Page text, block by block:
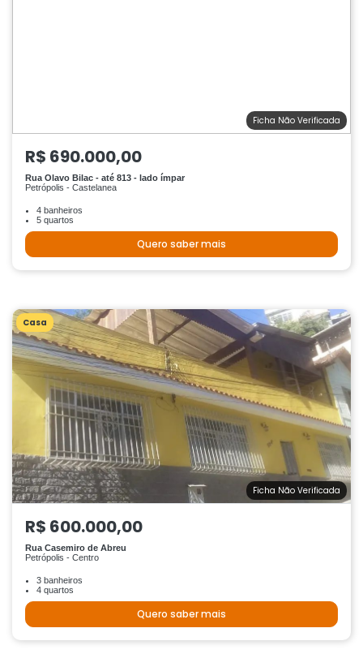
Ficha Não Verificada
R$ 690.000,00
Rua Olavo Bilac - até 813 - lado ímpar
Petrópolis - Castelanea
4 banheiros
5 quartos
Quero saber mais
Casa
Ficha Não Verificada
R$ 600.000,00
Rua Casemiro de Abreu
Petrópolis - Centro
3 banheiros
4 quartos
Quero saber mais